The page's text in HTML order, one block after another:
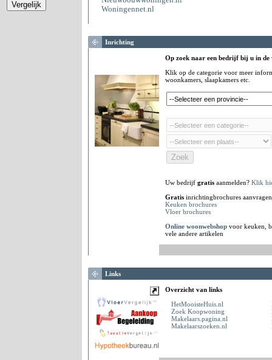
Woningennet.nl
Inrichting
Op zoek naar een bedrijf bij u in
Klik op de categorie voor meer
woonkamers, slaapkamers etc.
Uw bedrijf gratis aanmelden? Klik
Gratis inrichtingbrochures
Keuken brochures
Vloer brochures
Online woonwebshop voor keuken,
vele andere artikelen
Links
Overzicht van links
HetMooisteHuis.nl
Zoek Koopwoning
Makelaars.pagina.nl
Makelaarszoeken.nl